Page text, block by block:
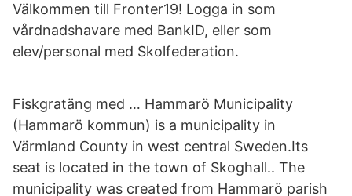
Välkommen till Fronter19! Logga in som
vårdnadshavare med BankID, eller som
elev/personal med Skolfederation.
Fiskgratäng med … Hammarö Municipality
(Hammarö kommun) is a municipality in
Värmland County in west central Sweden.Its
seat is located in the town of Skoghall.. The
municipality was created from Hammarö parish